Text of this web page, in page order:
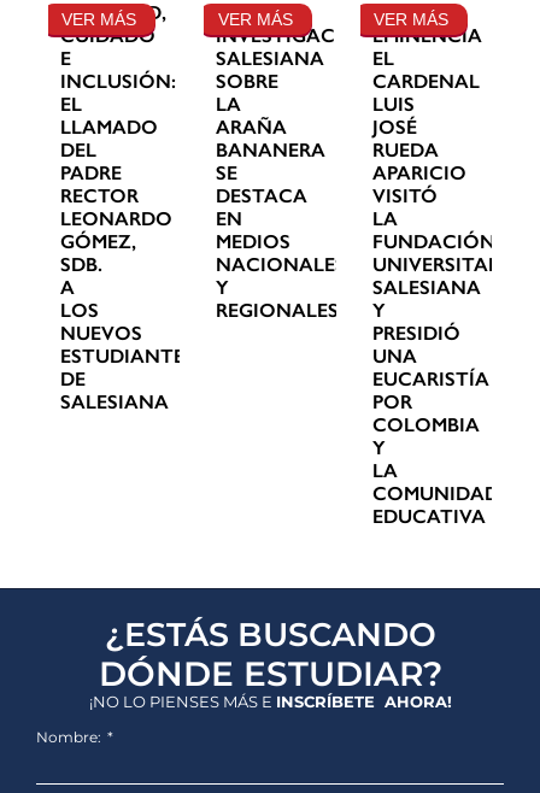
GRATITUD,
CUIDADO
E
INCLUSIÓN:
EL
LLAMADO
DEL
PADRE
RECTOR
LEONARDO
GÓMEZ,
SDB.
A
LOS
NUEVOS
ESTUDIANTES
DE
SALESIANA
VER MÁS
LA
INVESTIGACIÓN
SALESIANA
SOBRE
LA
ARAÑA
BANANERA
SE
DESTACA
EN
MEDIOS
NACIONALES
Y
REGIONALES
VER MÁS
SU
EMINENCIA
EL
CARDENAL
LUIS
JOSÉ
RUEDA
APARICIO
VISITÓ
LA
FUNDACIÓN
UNIVERSITARIA
SALESIANA
Y
PRESIDIÓ
UNA
EUCARISTÍA
POR
COLOMBIA
Y
LA
COMUNIDAD
EDUCATIVA
VER MÁS
¿ESTÁS BUSCANDO
DÓNDE ESTUDIAR?
¡NO LO PIENSES MÁS E INSCRÍBETE AHORA!
Nombre: